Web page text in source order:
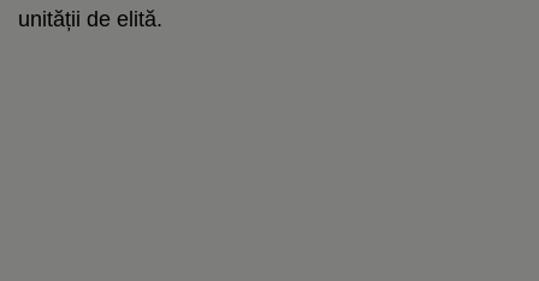
unității de elită.